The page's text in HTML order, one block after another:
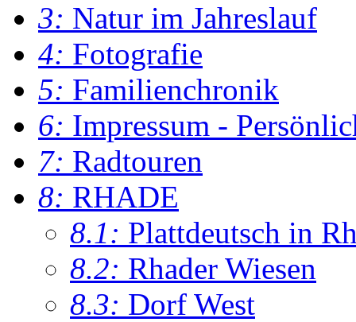
3: Natur im Jahreslauf
4: Fotografie
5: Familienchronik
6: Impressum -
7: Radtouren
8: RHADE
8.1: Plattdeutsch in
8.2: Rhader Wiesen
8.3: Dorf West